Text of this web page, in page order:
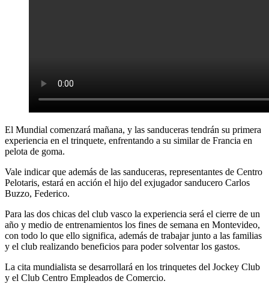
El Mundial comenzará mañana, y las sanduceras tendrán su primera
experiencia en el trinquete, enfrentando a su similar de Francia en
pelota de goma.
Vale indicar que además de las sanduceras, representantes de Centro
Pelotaris, estará en acción el hijo del exjugador sanducero Carlos
Buzzo, Federico.
Para las dos chicas del club vasco la experiencia será el cierre de un
año y medio de entrenamientos los fines de semana en Montevideo,
con todo lo que ello significa, además de trabajar junto a las familias
y el club realizando beneficios para poder solventar los gastos.
La cita mundialista se desarrollará en los trinquetes del Jockey Club
y el Club Centro Empleados de Comercio.